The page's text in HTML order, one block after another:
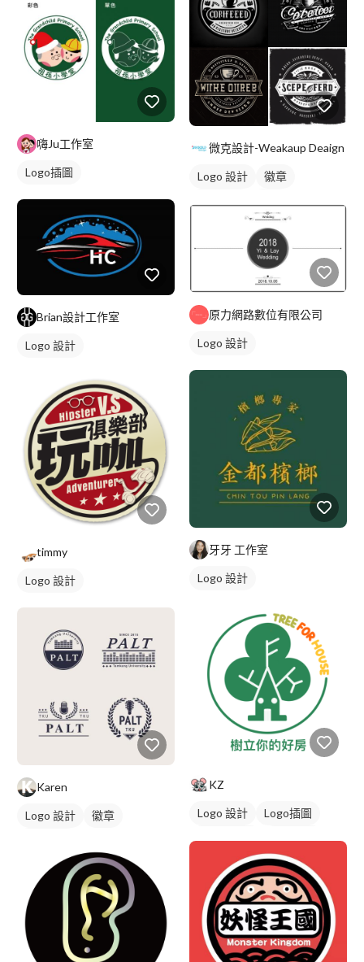
嗨Ju工作室
Logo插圖
Brian設計工作室
Logo 設計
timmy
Logo 設計
Karen
Logo 設計
徽章
微克設計-Weakaup Deaign
Logo 設計
徽章
原力網路數位有限公司
Logo 設計
牙牙 工作室
Logo 設計
KZ
Logo 設計
Logo插圖